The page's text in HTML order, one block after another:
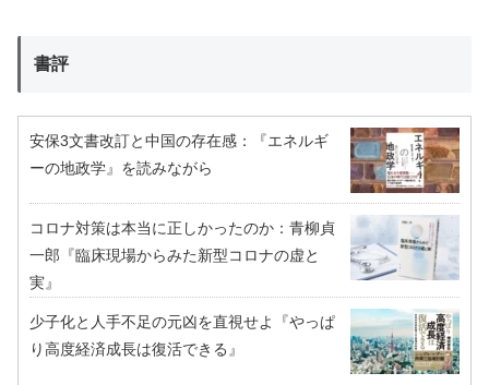
書評
安保3文書改訂と中国の存在感：『エネルギ
ーの地政学』を読みながら
コロナ対策は本当に正しかったのか：青柳貞
一郎『臨床現場からみた新型コロナの虚と
実』
少子化と人手不足の元凶を直視せよ『やっぱ
り高度経済成長は復活できる』